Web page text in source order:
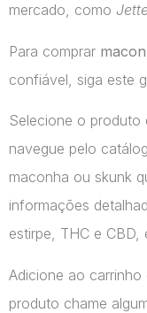
mercado, como
Para comprar
confiável, siga este
Selecione o produto
navegue pelo
maconha ou skunk
informações
estirpe, THC e
Adicione ao
produto chame